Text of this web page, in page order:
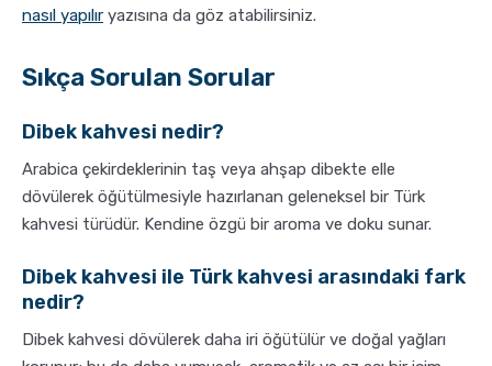
nasıl yapılır yazısına da göz atabilirsiniz.
Sıkça Sorulan Sorular
Dibek kahvesi nedir?
Arabica çekirdeklerinin taş veya ahşap dibekte elle
dövülerek öğütülmesiyle hazırlanan geleneksel bir Türk
kahvesi türüdür. Kendine özgü bir aroma ve doku sunar.
Dibek kahvesi ile Türk kahvesi arasındaki fark
nedir?
Dibek kahvesi dövülerek daha iri öğütülür ve doğal yağları